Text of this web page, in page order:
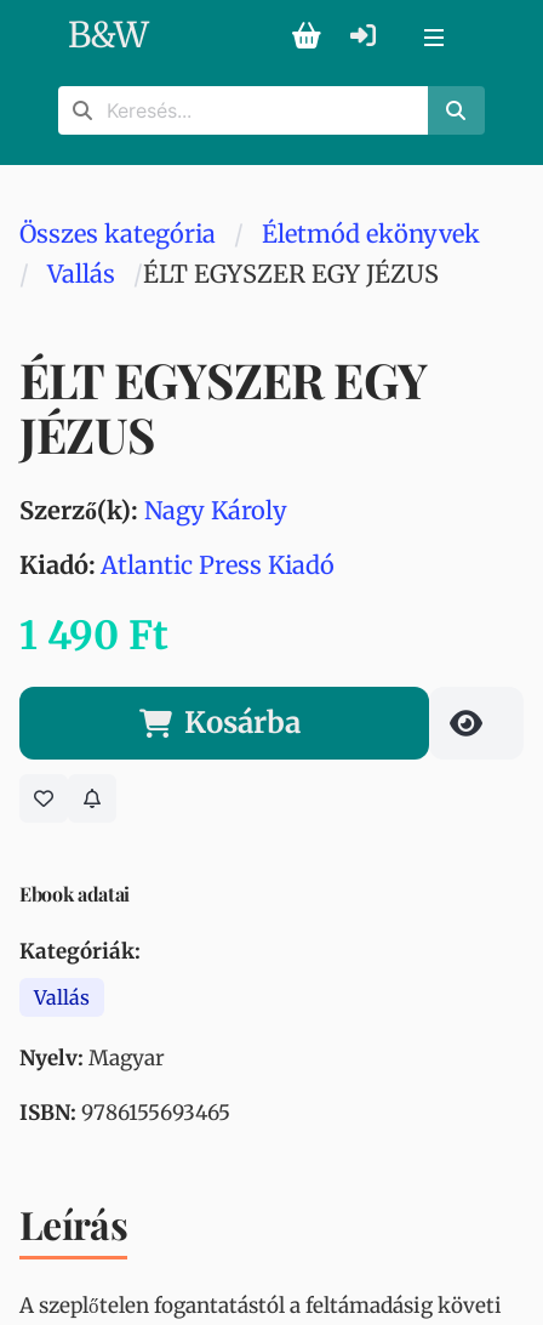
B&W
Összes kategória
Életmód ekönyvek
Vallás
ÉLT EGYSZER EGY JÉZUS
ÉLT EGYSZER EGY
JÉZUS
Szerző(k): Nagy Károly
Kiadó: Atlantic Press Kiadó
1 490 Ft
Kosárba
Ebook adatai
Kategóriák:
Vallás
Nyelv: Magyar
ISBN: 9786155693465
Leírás
A szeplőtelen fogantatástól a feltámadásig követi